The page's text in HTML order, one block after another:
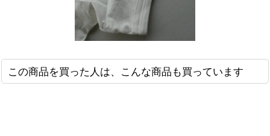
この商品を買った人は、こんな商品も買っています